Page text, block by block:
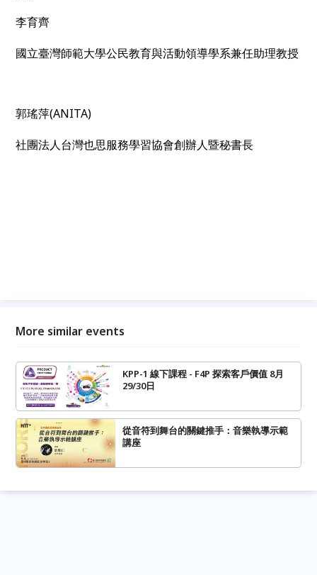
李育齊
國立臺灣師範大學公民教育與活動領導學系兼任助理教授
郭瑤萍(ANITA)
社團法人台灣也思服務學習協會創辦人暨秘書長
More similar events
KPP-1 線下課程 - F4P 探索客戶價值 8月
29/30日
從音符到舞台的關鍵推手：音樂執導示範
講座